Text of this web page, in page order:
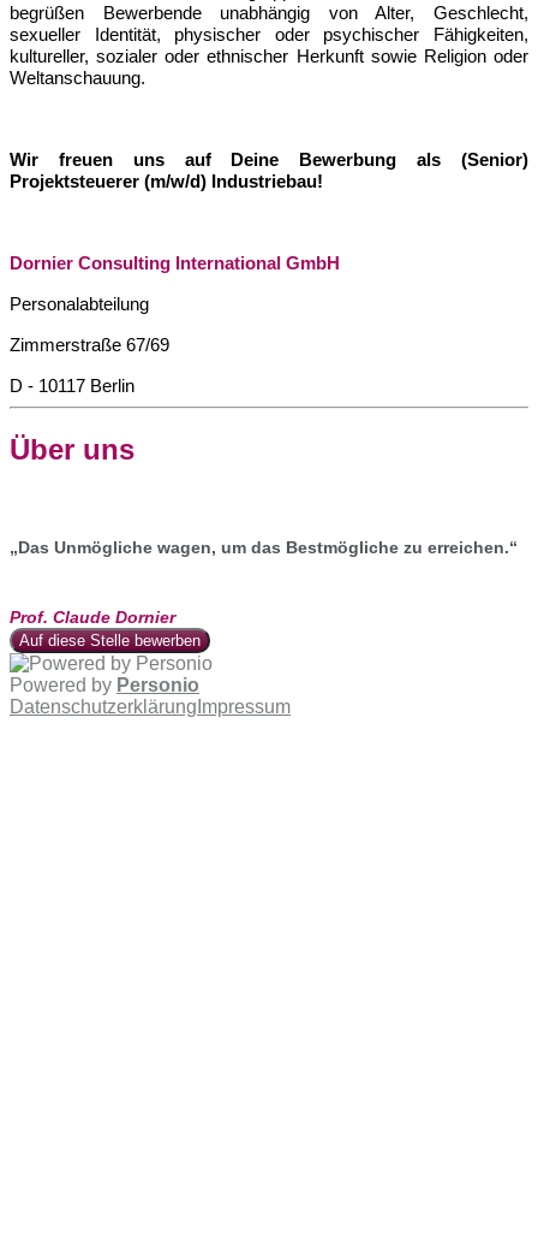
begrüßen Bewerbende unabhängig von Alter, Geschlecht,
sexueller Identität, physischer oder psychischer Fähigkeiten,
kultureller, sozialer oder ethnischer Herkunft sowie Religion oder
Weltanschauung.
Wir freuen uns auf Deine Bewerbung als (Senior)
Projektsteuerer (m/w/d) Industriebau!
Dornier Consulting International GmbH
Personalabteilung
Zimmerstraße 67/69
D - 10117 Berlin
Über uns
„Das Unmögliche wagen, um das Bestmögliche zu erreichen.“
Prof. Claude Dornier
Auf diese Stelle bewerben
Powered by Personio
Datenschutzerklärung Impressum